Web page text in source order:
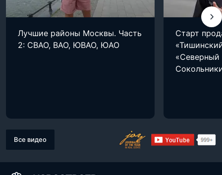
Лучшие районы Москвы. Часть
2: СВАО, ВАО, ЮВАО, ЮАО
Старт
«Северный
Все видео